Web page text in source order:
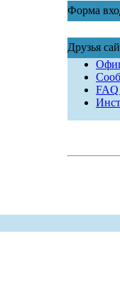
Форма
Друзья
FAQ